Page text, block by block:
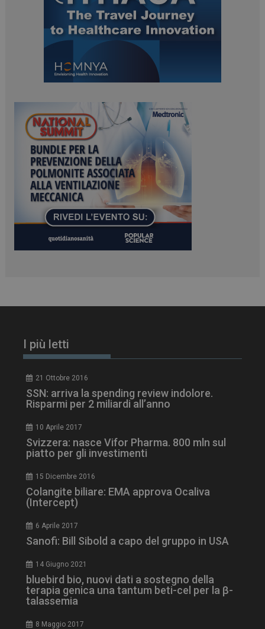
I più letti
21 Ottobre 2016
SSN: arriva la spending review indolore.
Risparmi per 2 miliardi all’anno
10 Aprile 2017
Svizzera: nasce Vifor Pharma. 800 mln sul
piatto per gli investimenti
15 Dicembre 2016
Colangite biliare: EMA approva Ocaliva
(Intercept)
6 Aprile 2017
Sanofi: Bill Sibold a capo del gruppo in USA
14 Giugno 2021
bluebird bio, nuovi dati a sostegno della
terapia genica una tantum beti-cel per la β-
talassemia
8 Maggio 2017
ARRAffinitySameSite
Microsoft Corporation
.www.dailyhealthindustry.it
tracking-sites-
ironfish-session-id
www.dailyhealthindustry.it
settimane
ARRAffinity